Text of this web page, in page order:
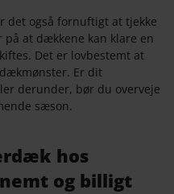
det også fornuftigt at tjekke
på at dækkene kan klare en
Det er lovbestemt at
Er dit
derunder, bør du overveje
sæson.
hos
og billigt